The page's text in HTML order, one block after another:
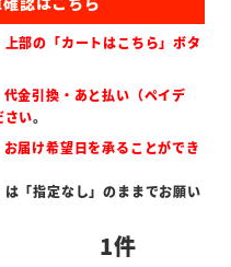
上部の「カートはこちら」ボタ
代金引換・あと払い（ペイデ
さい。
お届け希望日を承ることができ
は「指定なし」のままでお願い
1